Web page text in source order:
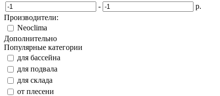
-
р.
Производители:
Neoclima
Дополнительно
Популярные категории
для бассейна
для подвала
для склада
от плесени